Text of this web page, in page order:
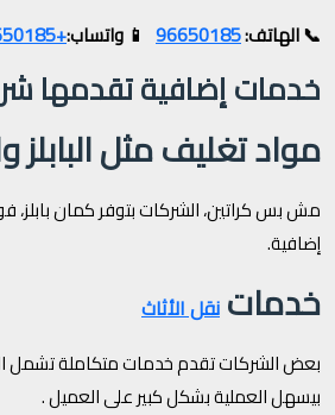
📞 الهاتف:96650185 📱 واتساب:+96596650185
خدمات إضافية تقدمها
مواد تغليف مثل البابلز
مش بس كراتين، الشركات بتوفر كمان بابلز،
إضافية.
خدمات نقل الأثاث
بعض الشركات تقدم خدمات متكاملة تشمل
بيسهل العملية بشكل كبير على العميل .